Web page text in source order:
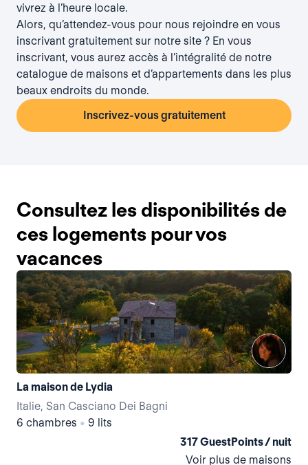
vivrez à l’heure locale.
Alors, qu’attendez-vous pour nous rejoindre en vous
inscrivant gratuitement sur notre site ? En vous
inscrivant, vous aurez accès à l’intégralité de notre
catalogue de maisons et d’appartements dans les plus
beaux endroits du monde.
Inscrivez-vous gratuitement
Consultez les disponibilités de
ces logements pour vos
vacances
La maison de Lydia
Italie, San Casciano Dei Bagni
6 chambres • 9 lits
317 GuestPoints / nuit
Voir plus de maisons